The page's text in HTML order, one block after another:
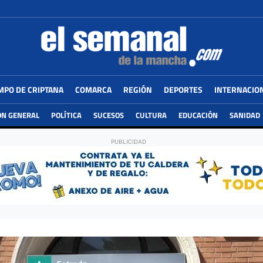
DE CRIPTANA COMARCA REGIÓN DEPORTES
GENERAL POLÍTICA SUCESOS CULTURA EDUCACIÓN SANIDAD